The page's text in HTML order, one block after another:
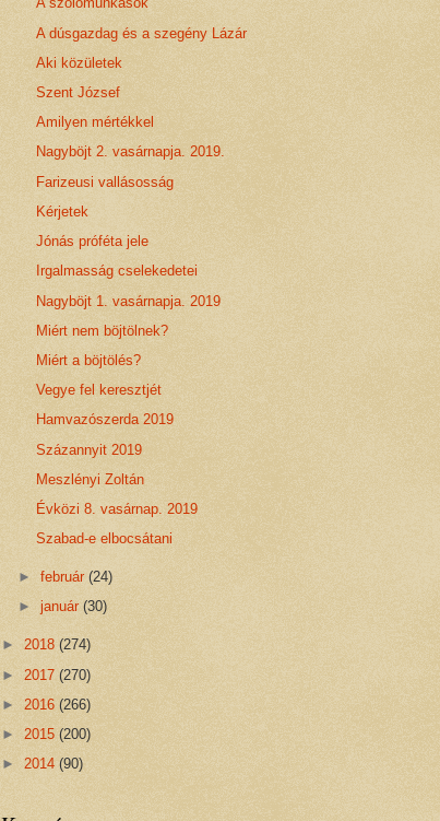
A dúsgazdag és a szegény Lázár
Aki közületek
Szent József
Amilyen mértékkel
Nagyböjt 2. vasárnapja. 2019.
Farizeusi vallásosság
Kérjetek
Jónás próféta jele
Irgalmasság cselekedetei
Nagyböjt 1. vasárnapja. 2019
Miért nem böjtölnek?
Miért a böjtölés?
Vegye fel keresztjét
Hamvazószerda 2019
Százannyit 2019
Meszlényi Zoltán
Évközi 8. vasárnap. 2019
Szabad-e elbocsátani
►február(24)
►január(30)
► 2018 (274)
► 2017 (270)
► 2016 (266)
► 2015 (200)
► 2014 (90)